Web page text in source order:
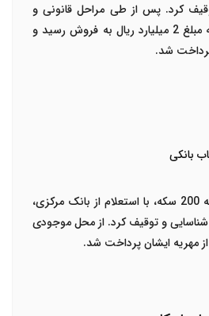
کرد. پس از طی مراحل قانونی و
برگزاری مزایده، خودرو به مبلغ 2 میلیارد ریال به فروش رسید و
شد.
بانکی
خانم ب برای وصول مهریه 200 سکه، با استعلام از بانک مرکزی،
و توقیف کرد. از محل موجودی